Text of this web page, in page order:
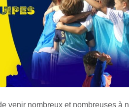
venir nombreux et nombreuses à